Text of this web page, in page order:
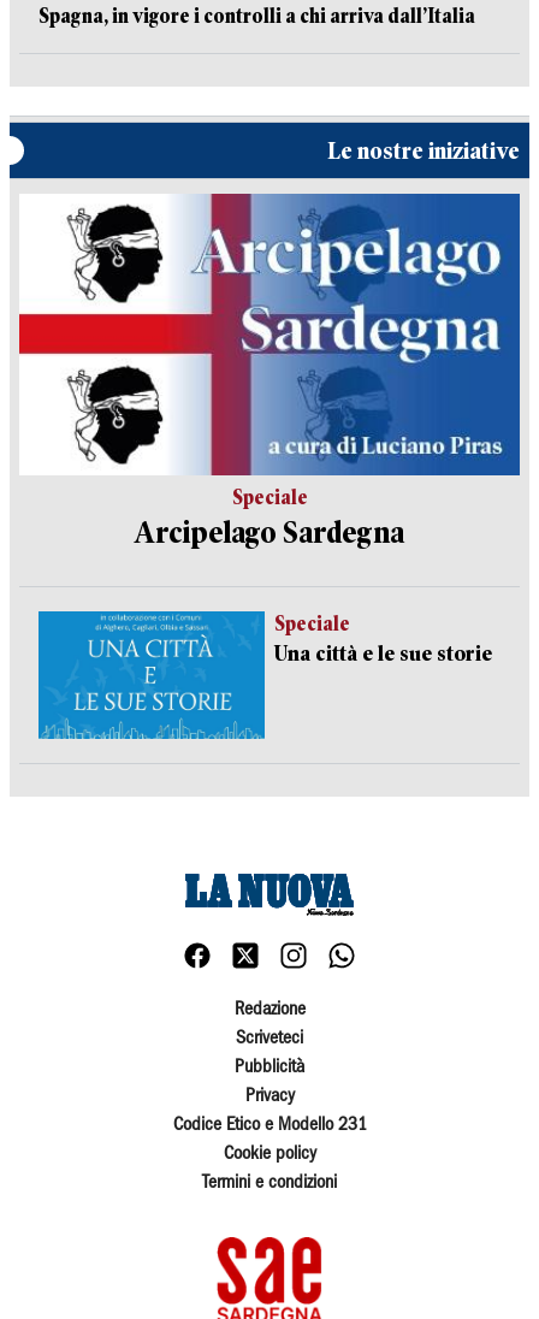
Spagna, in vigore i controlli a chi arriva dall’Italia
Le nostre iniziative
Speciale
Arcipelago Sardegna
Speciale
Una città e le sue storie
Redazione
Scriveteci
Pubblicità
Privacy
Codice Etico e Modello 231
Cookie policy
Termini e condizioni